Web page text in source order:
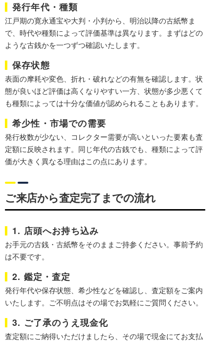
発行年代・種類
江戸期の寛永通宝や大判・小判から、明治以降の古紙幣ま
で、時代や種類によって評価基準は異なります。まずはどの
ような古銭かを一つずつ確認いたします。
保存状態
表面の摩耗や変色、折れ・破れなどの有無を確認します。状
態が良いほど評価は高くなりやすい一方、 状態が多少悪くて
も種類によっては十分な価値が認められることもあります。
希少性・市場での需要
発行枚数が少ない、コレクター需要が高いといった要素も査
定額に反映されます。同じ年代の古銭でも、種類によって評
価が大きく異なる理由はこの点にあります。
ご来店から査定完了までの流れ
1. 店頭へお持ち込み
お手元の古銭・古紙幣をそのままご持参ください。事前予約
は不要です。
2. 鑑定・査定
発行年代や保存状態、希少性などを確認し、査定額をご案内
いたします。ご不明点はその場でお気軽にご質問ください。
3. ご了承のうえ現金化
査定額にご納得いただけましたら、その場で現金にてお支払